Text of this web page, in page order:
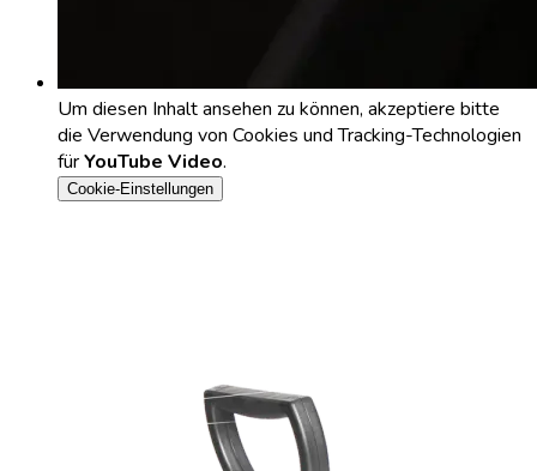
Um diesen Inhalt ansehen zu können, akzeptiere bitte
die Verwendung von Cookies und Tracking-Technologien
fürYouTube Video.
Cookie-Einstellungen